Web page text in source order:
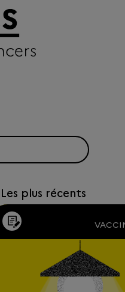
Les plus récents